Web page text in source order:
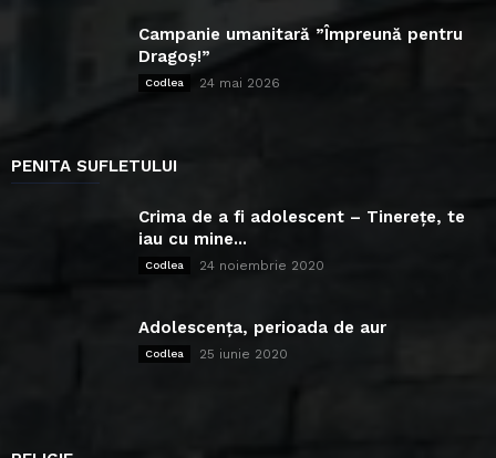
Campanie umanitară ”Împreună pentru
Dragoș!”
Codlea 24 mai 2026
PENITA SUFLETULUI
Crima de a fi adolescent – Tinerețe, te
iau cu mine...
Codlea 24 noiembrie 2020
Adolescența, perioada de aur
Codlea 25 iunie 2020